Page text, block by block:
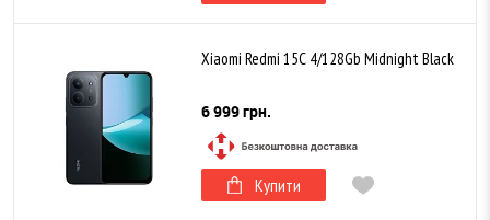
Xiaomi Redmi 15C 4/128Gb Midnight Black
6 999 грн.
Купити